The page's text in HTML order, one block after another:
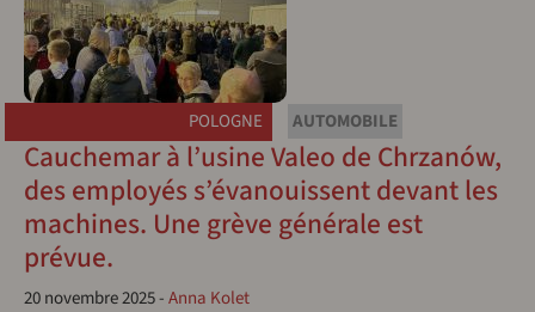
POLOGNE AUTOMOBILE
Cauchemar à l’usine Valeo de Chrzanów,
des employés s’évanouissent devant les
machines. Une grève générale est
prévue.
20 novembre 2025-Anna Kolet